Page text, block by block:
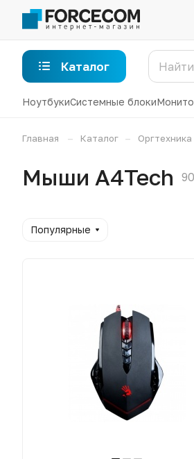
Каталог
НоутбукиСистемные блоки
Главная – Каталог –
Мыши A4Tech
Популярные